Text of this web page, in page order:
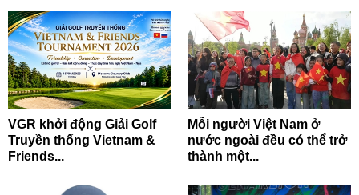
VGR khởi động Giải Golf
Truyền thống Vietnam &
Friends...
Mỗi người Việt Nam ở
nước ngoài đều có thể trở
thành một...